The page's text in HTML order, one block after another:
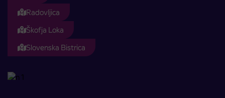
Radovljica
Škofja Loka
Slovenska Bistrica